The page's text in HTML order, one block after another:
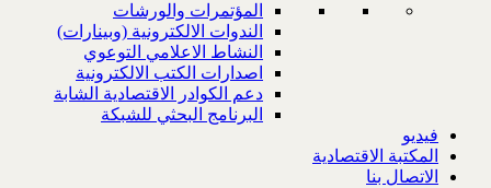
المؤتمرات والورشات
الندوات الالكترونية (وبينارات)
النشاط الاعلامي التوعوي
اصدارات الكتب الالكترونية
دعم الكوادر الاقتصادية الشابة
البرنامج البحثي للشبكة
فيديو
المكتبة الاقتصادية
الاتصال بنا